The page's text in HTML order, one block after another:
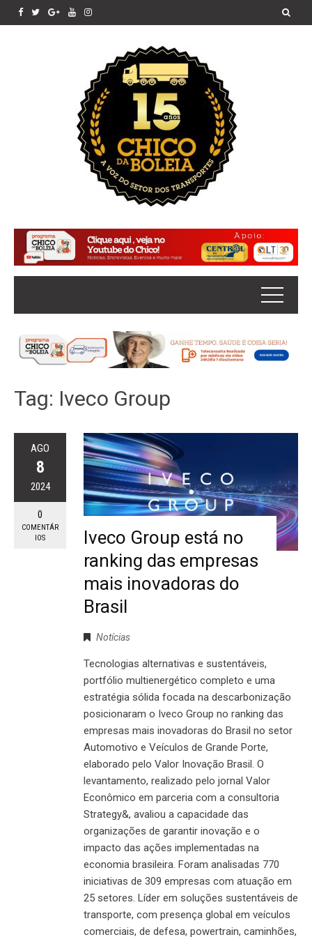
Tag: Iveco Group
AGO
8
2024
0
COMENTÁR
IOS
Iveco Group está no
ranking das empresas
mais inovadoras do
Brasil
Notícias
Tecnologias alternativas e sustentáveis,
portfólio multienergético completo e uma
estratégia sólida focada na descarbonização
posicionaram o Iveco Group no ranking das
empresas mais inovadoras do Brasil no setor
Automotivo e Veículos de Grande Porte,
elaborado pelo Valor Inovação Brasil. O
levantamento, realizado pelo jornal Valor
Econômico em parceria com a consultoria
Strategy&, avaliou a capacidade das
organizações de garantir inovação e o
impacto das ações implementadas na
economia brasileira. Foram analisadas 770
iniciativas de 309 empresas com atuação em
25 setores. Líder em soluções sustentáveis de
transporte, com presença global em veículos
comerciais, de defesa, powertrain, caminhões,